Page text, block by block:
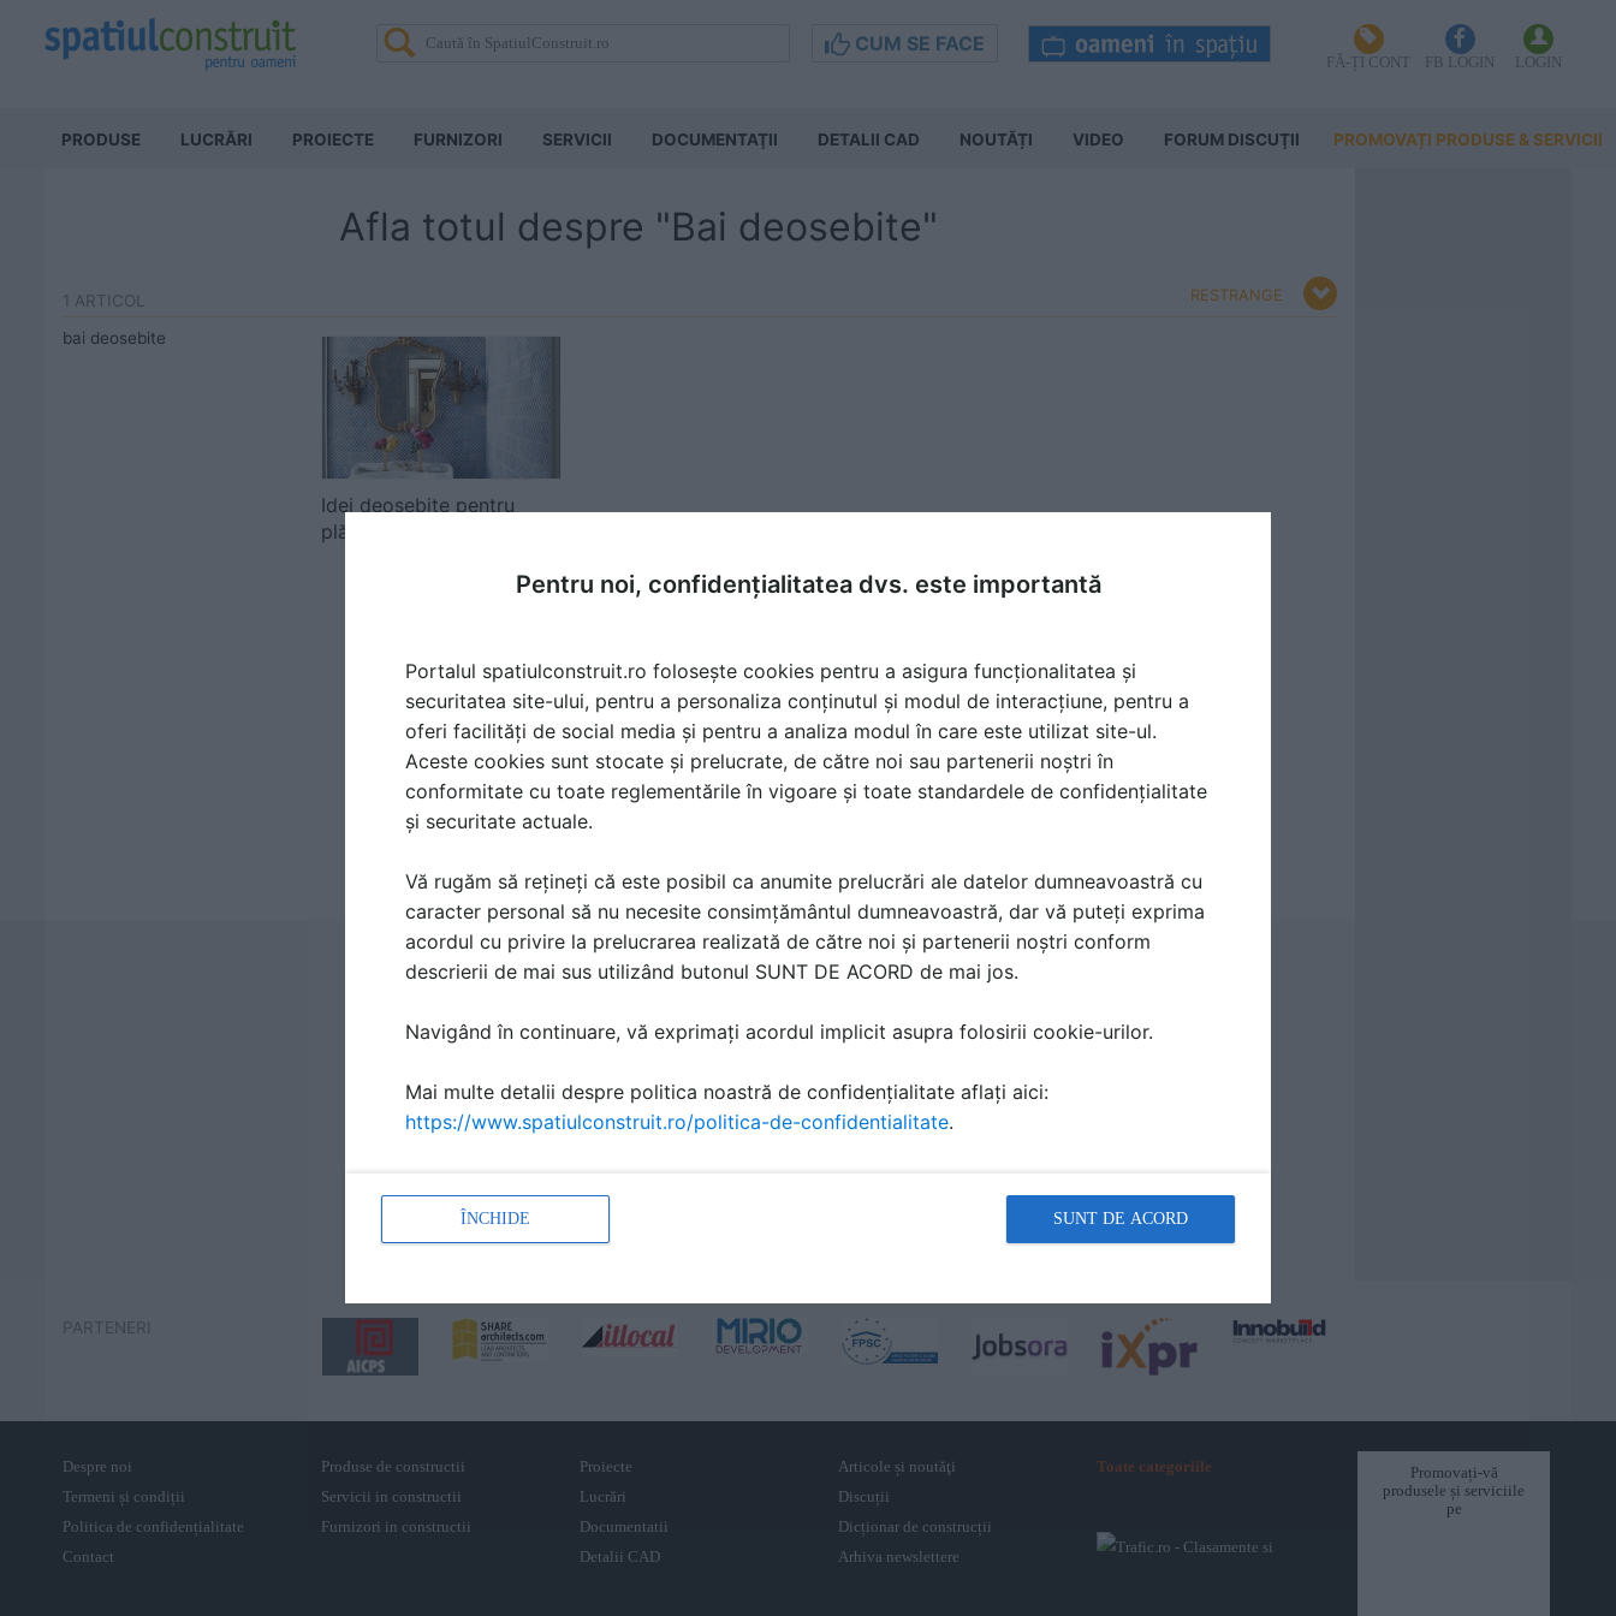
CUM SE FACE
FĂ-ȚI CONT FB LOGIN LOGIN
PRODUSE LUCRĂRI PROIECTE FURNIZORI SERVICII DOCUMENTAŢII DETALII CAD NOUTĂȚI VIDEO FORUM DISCUŢII PROMOVAȚI PRODUSE & SERVICII
Afla totul despre "Bai deosebite"
1 ARTICOL
bai deosebite
Idei deosebite pentru
plăcile ceramice din baie
RESTRANGE
PARTENERI
Despre noi
Termeni și condiții
Politica de confidențialitate
Contact
Produse de constructii
Servicii in constructii
Furnizori in constructii
Proiecte
Lucrări
Documentatii
Detalii CAD
Articole și noutăţi
Discuții
Dicționar de construcții
Arhiva newslettere
Toate categoriile
Promovați-vă
produsele și serviciile
pe
Pentru noi, confidențialitatea dvs. este importantă
Portalul spatiulconstruit.ro folosește cookies pentru a asigura funcționalitatea și
securitatea site-ului, pentru a personaliza conținutul și modul de interacțiune, pentru a
oferi facilități de social media și pentru a analiza modul în care este utilizat site-ul.
Aceste cookies sunt stocate și prelucrate, de către noi sau partenerii noștri în
conformitate cu toate reglementările în vigoare și toate standardele de confidențialitate
și securitate actuale.
Vă rugăm să rețineți că este posibil ca anumite prelucrări ale datelor dumneavoastră cu
caracter personal să nu necesite consimțământul dumneavoastră, dar vă puteți exprima
acordul cu privire la prelucrarea realizată de către noi și partenerii noștri conform
descrierii de mai sus utilizând butonul SUNT DE ACORD de mai jos.
Navigând în continuare, vă exprimați acordul implicit asupra folosirii cookie-urilor.
Mai multe detalii despre politica noastră de confidențialitate aflați aici:
https://www.spatiulconstruit.ro/politica-de-confidentialitate.
ÎNCHIDE SUNT DE ACORD